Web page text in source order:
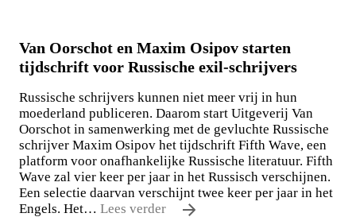
Van Oorschot en Maxim Osipov starten
tijdschrift voor Russische exil-schrijvers
Russische schrijvers kunnen niet meer vrij in hun
moederland publiceren. Daarom start Uitgeverij Van
Oorschot in samenwerking met de gevluchte Russische
schrijver Maxim Osipov het tijdschrift Fifth Wave, een
platform voor onafhankelijke Russische literatuur. Fifth
Wave zal vier keer per jaar in het Russisch verschijnen.
Een selectie daarvan verschijnt twee keer per jaar in het
Engels. Het… Lees verder